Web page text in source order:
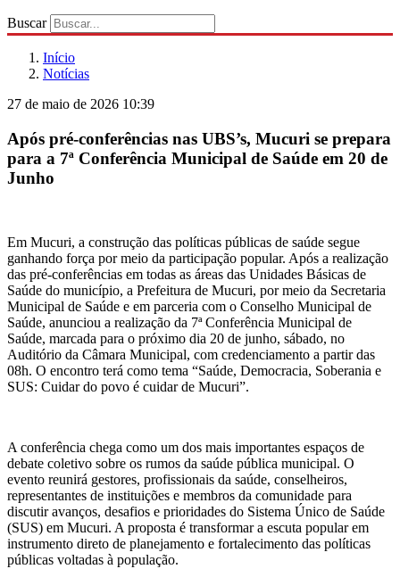
Buscar
Início
Notícias
27 de maio de 2026 10:39
Após pré-conferências nas UBS’s, Mucuri se prepara
para a 7ª Conferência Municipal de Saúde em 20 de
Junho
Em Mucuri, a construção das políticas públicas de saúde segue
ganhando força por meio da participação popular. Após a realização
das pré-conferências em todas as áreas das Unidades Básicas de
Saúde do município, a Prefeitura de Mucuri, por meio da Secretaria
Municipal de Saúde e em parceria com o Conselho Municipal de
Saúde, anunciou a realização da 7ª Conferência Municipal de
Saúde, marcada para o próximo dia 20 de junho, sábado, no
Auditório da Câmara Municipal, com credenciamento a partir das
08h. O encontro terá como tema “Saúde, Democracia, Soberania e
SUS: Cuidar do povo é cuidar de Mucuri”.
A conferência chega como um dos mais importantes espaços de
debate coletivo sobre os rumos da saúde pública municipal. O
evento reunirá gestores, profissionais da saúde, conselheiros,
representantes de instituições e membros da comunidade para
discutir avanços, desafios e prioridades do Sistema Único de Saúde
(SUS) em Mucuri. A proposta é transformar a escuta popular em
instrumento direto de planejamento e fortalecimento das políticas
públicas voltadas à população.